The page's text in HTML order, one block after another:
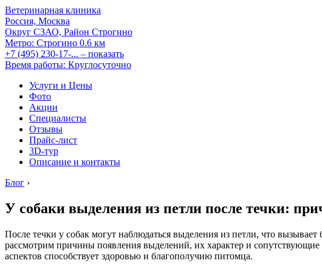
Ветеринарная клиника
Россия, Москва
Округ СЗАО, Район Строгино
Метро: Строгино 0.6 км
+7 (495) 230-17-... – показать
Время работы: Круглосуточно
Услуги и Цены
Фото
Акции
Специалисты
Отзывы
Прайс-лист
3D-тур
Описание и контакты
Блог ›
У собаки выделения из петли после течки:
После течки у собак могут наблюдаться выделения из петли, что
рассмотрим причины появления выделений, их характер и
аспектов способствует здоровью и благополучию питомца.